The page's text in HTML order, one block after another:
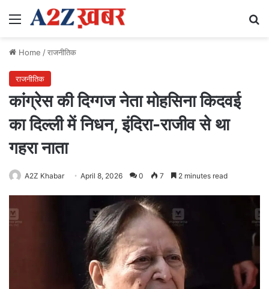
Menu
Home /राजनीतिक
राजनीतिक
कांग्रेस की दिग्गज नेता मोहसिना किदवई
का दिल्ली में निधन, इंदिरा-राजीव से था
गहरा नाता
A2Z Khabar April 8, 2026 0 7 2 minutes read